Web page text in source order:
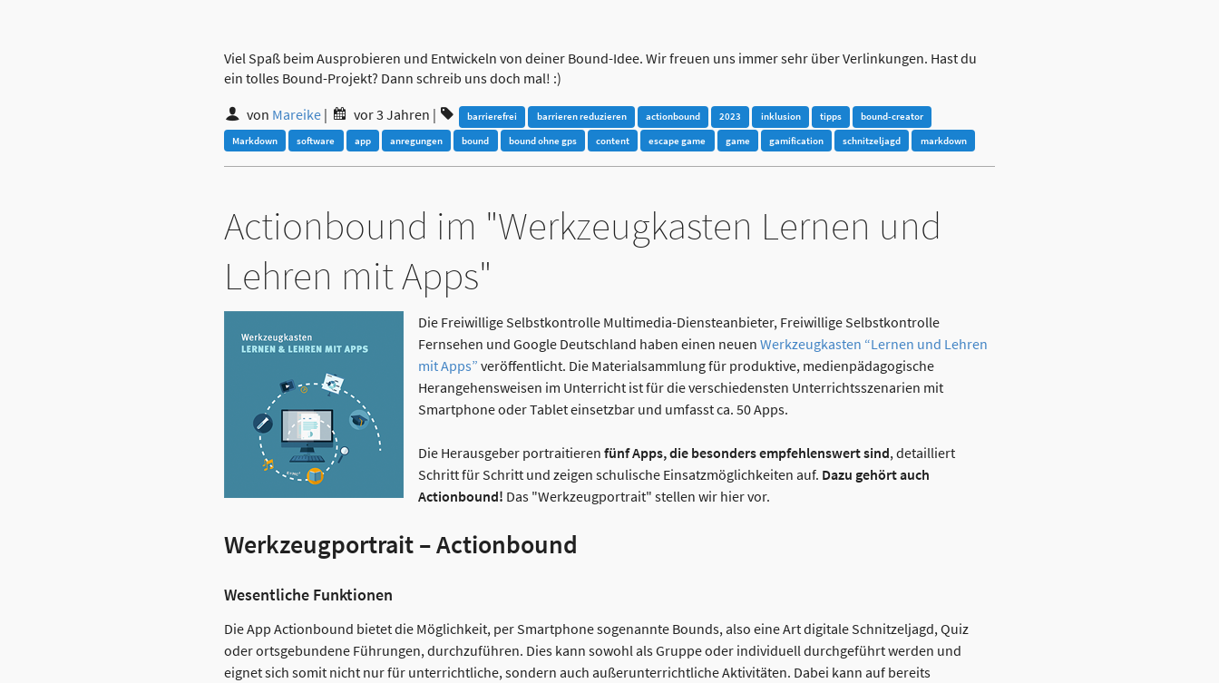
Viel Spaß beim Ausprobieren und Entwickeln von deiner Bound-Idee. Wir freuen uns immer sehr über Verlinkungen. Hast du
ein tolles Bound-Projekt? Dann schreib uns doch mal! :)
von Mareike | vor 3 Jahren | barrierefrei barrieren reduzieren actionbound 2023 inklusion tipps
bound-creator
Markdown
software app anregungen bound bound ohne gps content escape game game gamification schnitzeljagd markdown
Actionbound im "Werkzeugkasten Lernen und
Lehren mit Apps"
Die Freiwillige Selbstkontrolle Multimedia-Diensteanbieter, Freiwillige Selbstkontrolle
Fernsehen und Google Deutschland haben einen neuen Werkzeugkasten “Lernen und Lehren
mit Apps” veröffentlicht. Die Materialsammlung für produktive, medienpädagogische
Herangehensweisen im Unterricht ist für die verschiedensten Unterrichtsszenarien mit
Smartphone oder Tablet einsetzbar und umfasst ca. 50 Apps.
Die Herausgeber portraitieren fünf Apps, die besonders empfehlenswert sind, detailliert
Schritt für Schritt und zeigen schulische Einsatzmöglichkeiten auf. Dazu gehört auch
Actionbound! Das "Werkzeugportrait" stellen wir hier vor.
Werkzeugportrait – Actionbound
Wesentliche Funktionen
Die App Actionbound bietet die Möglichkeit, per Smartphone sogenannte Bounds, also eine Art digitale Schnitzeljagd, Quiz
oder ortsgebundene Führungen, durchzuführen. Dies kann sowohl als Gruppe oder individuell durchgeführt werden und
eignet sich somit nicht nur für unterrichtliche, sondern auch außerunterrichtliche Aktivitäten. Dabei kann auf bereits